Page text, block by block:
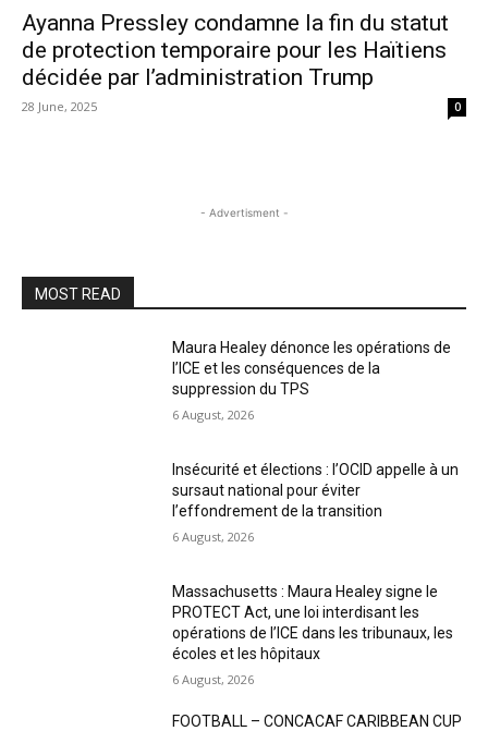
Ayanna Pressley condamne la fin du statut
de protection temporaire pour les Haïtiens
décidée par l’administration Trump
28 June, 2025 0
- Advertisment -
MOST READ
Maura Healey dénonce les opérations de
l’ICE et les conséquences de la
suppression du TPS
6 August, 2026
Insécurité et élections : l’OCID appelle à un
sursaut national pour éviter
l’effondrement de la transition
6 August, 2026
Massachusetts : Maura Healey signe le
PROTECT Act, une loi interdisant les
opérations de l’ICE dans les tribunaux, les
écoles et les hôpitaux
6 August, 2026
FOOTBALL – CONCACAF CARIBBEAN CUP